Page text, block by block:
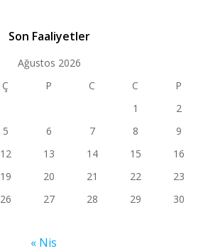
Son Faaliyetler
Ağustos 2026
Ç P C C
P
1
2
5 6 7 8
9
12 13 14 15
16
19 20 21 22
23
26 27 28 29
30
« Nis